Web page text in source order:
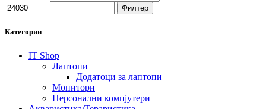
Филтер
Категории
IT Shop
Лаптопи
Додатоци за лаптопи
Монитори
Персонални компјутери